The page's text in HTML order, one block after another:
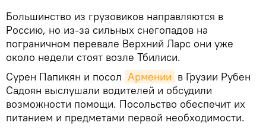
Большинство из грузовиков направляются в
Россию, но из-за сильных снегопадов на
пограничном перевале Верхний Ларс они уже
около недели стоят возле Тбилиси.
Сурен Папикян и посол Армении в Грузии Рубен
Садоян выслушали водителей и обсудили
возможности помощи. Посольство обеспечит их
питанием и предметами первой необходимости.